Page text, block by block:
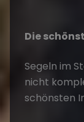
Die
Segeln im
nicht
schönsten